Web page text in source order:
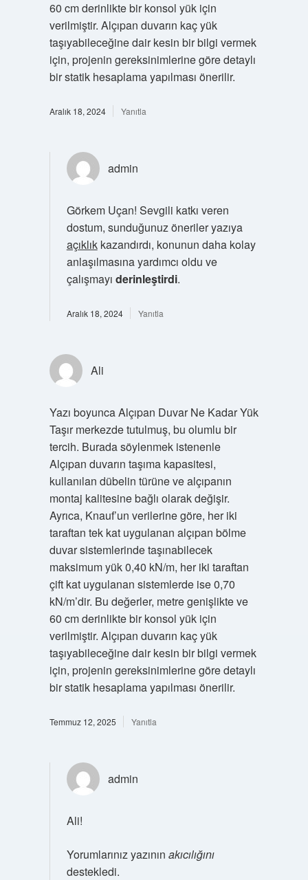
60 cm derinlikte bir konsol yük için
verilmiştir. Alçıpan duvarın kaç yük
taşıyabileceğine dair kesin bir bilgi vermek
için, projenin gereksinimlerine göre detaylı
bir statik hesaplama yapılması önerilir.
Aralık 18, 2024 Yanıtla
admin
Görkem Uçan! Sevgili katkı veren
dostum, sunduğunuz öneriler yazıya
açıklıkkazandırdı, konunun daha kolay
anlaşılmasına yardımcı oldu ve
çalışmayı derinleştirdi.
Aralık 18, 2024 Yanıtla
Ali
Yazı boyunca Alçıpan Duvar Ne Kadar Yük
Taşır merkezde tutulmuş, bu olumlu bir
tercih. Burada söylenmek istenenle
Alçıpan duvarın taşıma kapasitesi,
kullanılan dübelin türüne ve alçıpanın
montaj kalitesine bağlı olarak değişir.
Ayrıca, Knauf’un verilerine göre, her iki
taraftan tek kat uygulanan alçıpan bölme
duvar sistemlerinde taşınabilecek
maksimum yük 0,40 kN/m, her iki taraftan
çift kat uygulanan sistemlerde ise 0,70
kN/m’dir. Bu değerler, metre genişlikte ve
60 cm derinlikte bir konsol yük için
verilmiştir. Alçıpan duvarın kaç yük
taşıyabileceğine dair kesin bir bilgi vermek
için, projenin gereksinimlerine göre detaylı
bir statik hesaplama yapılması önerilir.
Temmuz 12, 2025 Yanıtla
admin
Ali!
Yorumlarınız yazının akıcılığını
destekledi.